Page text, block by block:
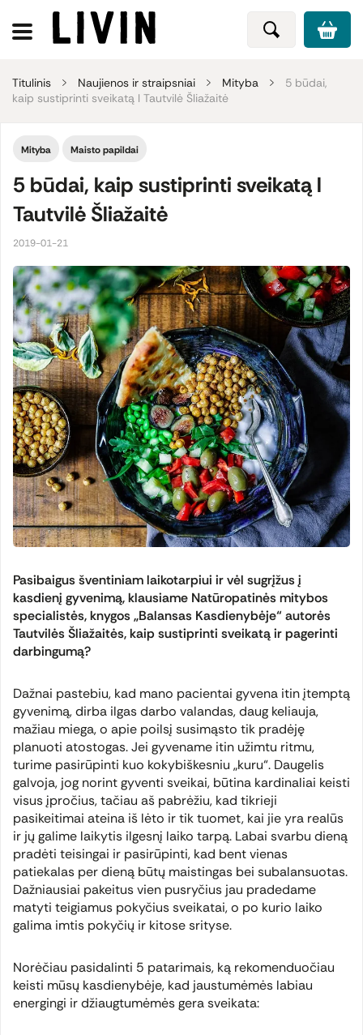
Titulinis Naujienos ir straipsniai Mityba
5 būdai,
kaip sustiprinti sveikatą l Tautvilė Šliažaitė
Mityba Maisto papildai
5 būdai, kaip sustiprinti sveikatą l
Tautvilė Šliažaitė
2019-01-21
Pasibaigus šventiniam laikotarpiui ir vėl sugrįžus į
kasdienį gyvenimą, klausiame Natūropatinės mitybos
specialistės, knygos „Balansas Kasdienybėje“ autorės
Tautvilės Šliažaitės, kaip sustiprinti sveikatą ir pagerinti
darbingumą?
Dažnai pastebiu, kad mano pacientai gyvena itin įtemptą
gyvenimą, dirba ilgas darbo valandas, daug keliauja,
mažiau miega, o apie poilsį susimąsto tik pradėję
planuoti atostogas. Jei gyvename itin užimtu ritmu,
turime pasirūpinti kuo kokybiškesniu „kuru“. Daugelis
galvoja, jog norint gyventi sveikai, būtina kardinaliai keisti
visus įpročius, tačiau aš pabrėžiu, kad tikrieji
pasikeitimai ateina iš lėto ir tik tuomet, kai jie yra realūs
ir jų galime laikytis ilgesnį laiko tarpą. Labai svarbu dieną
pradėti teisingai ir pasirūpinti, kad bent vienas
patiekalas per dieną būtų maistingas bei subalansuotas.
Dažniausiai pakeitus vien pusryčius jau pradedame
matyti teigiamus pokyčius sveikatai, o po kurio laiko
galima imtis pokyčių ir kitose srityse.
Norėčiau pasidalinti 5 patarimais, ką rekomenduočiau
keisti mūsų kasdienybėje, kad jaustumėmės labiau
energingi ir džiaugtumėmės gera sveikata: